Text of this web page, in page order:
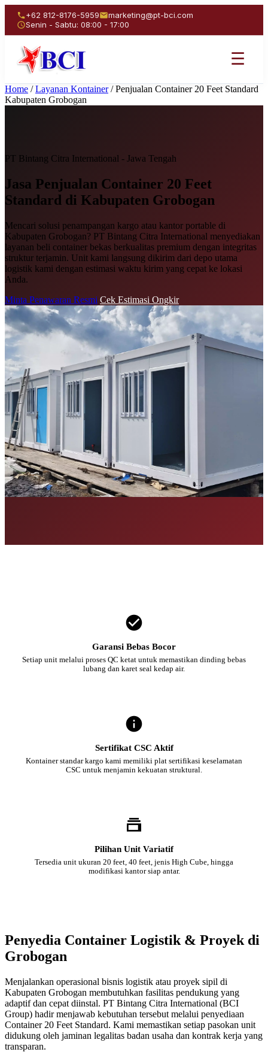
+62 812-8176-5959
marketing@pt-bci.com
Senin - Sabtu: 08:00 - 17:00
☰
Home / Layanan Kontainer / Penjualan Container 20 Feet Standard
Kabupaten Grobogan
PT Bintang Citra International - Jawa Tengah
Jasa Penjualan Container 20 Feet
Standard di Kabupaten Grobogan
Mencari solusi penampangan kargo atau kantor portable di
Kabupaten Grobogan? PT Bintang Citra International menyediakan
layanan beli container bekas berkualitas premium dengan integritas
struktur terjamin. Unit kami langsung dikirim dari depo utama
logistik kami dengan estimasi waktu kirim yang cepat ke lokasi
Anda.
Minta Penawaran Resmi Cek Estimasi Ongkir
Garansi Bebas Bocor
Setiap unit melalui proses QC ketat untuk memastikan dinding bebas
lubang dan karet seal kedap air.
Sertifikat CSC Aktif
Kontainer standar kargo kami memiliki plat sertifikasi keselamatan
CSC untuk menjamin kekuatan struktural.
Pilihan Unit Variatif
Tersedia unit ukuran 20 feet, 40 feet, jenis High Cube, hingga
modifikasi kantor siap antar.
Penyedia Container Logistik & Proyek di
Grobogan
Menjalankan operasional bisnis logistik atau proyek sipil di
Kabupaten Grobogan membutuhkan fasilitas pendukung yang
adaptif dan cepat diinstal. PT Bintang Citra International (BCI
Group) hadir menjawab kebutuhan tersebut melalui penyediaan
Container 20 Feet Standard. Kami memastikan setiap pasokan unit
didukung oleh jaminan legalitas badan usaha dan kontrak kerja yang
transparan.